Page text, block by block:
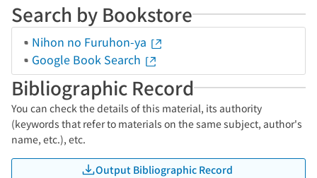
Search by Bookstore
Nihon no Furuhon-ya
Google Book Search
Bibliographic Record
You can check the details of this material, its authority
(keywords that refer to materials on the same subject, author's
name, etc.), etc.
Output Bibliographic Record